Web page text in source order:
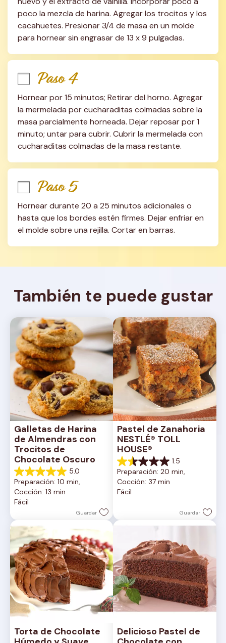
poco la mezcla de harina. Agregar los trocitos y los
cacahuetes. Presionar 3/4 de masa en un molde
para hornear sin engrasar de 13 x 9 pulgadas.
Paso 4
Hornear por 15 minutos; Retirar del horno. Agregar
la mermelada por cucharaditas colmadas sobre la
masa parcialmente horneada. Dejar reposar por 1
minuto; untar para cubrir. Cubrir la mermelada con
cucharaditas colmadas de la masa restante.
Paso 5
Hornear durante 20 a 25 minutos adicionales o
hasta que los bordes estén firmes. Dejar enfriar en
el molde sobre una rejilla. Cortar en barras.
También te puede gustar
Galletas de Harina
de Almendras con
Trocitos de
Chocolate Oscuro
5.0
5.0
de
5
estrellas.
reseña
Preparación: 10 min,
Cocción: 13 min
Fácil
Guardar
Pastel de Zanahoria
NESTLÉ® TOLL
HOUSE®
1.5
1.5
de
5
estrellas.
Preparación: 20 min,
Cocción: 37 min
Fácil
Guardar
Torta de Chocolate
Delicioso Pastel de